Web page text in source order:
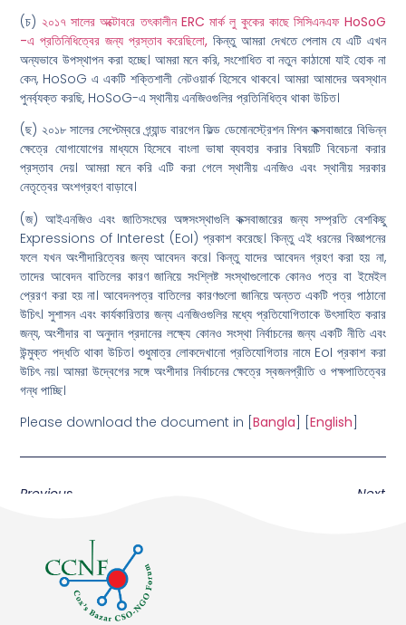
(চ) ২০১৭ সালের অক্টোবরে তৎকালীন ERC মার্ক লু কুকের কাছে সিসিএনএফ HoSoG
-এ প্রতিনিধিত্বের জন্য প্রস্তাব করেছিলো, কিন্তু আমরা দেখতে পেলাম যে এটি এখন
অন্যভাবে উপস্থাপন করা হচ্ছে। আমরা মনে করি, সংশোধিত বা নতুন কাঠামো যাই হোক না
কেন, HoSoG এ একটি শক্তিশালী নেটওয়ার্ক হিসেবে থাকবে। আমরা আমাদের অবস্থান
পুনর্ব্যক্ত করছি, HoSoG-এ স্থানীয় এনজিওগুলির প্রতিনিধিত্ব থাকা উচিত।
(ছ) ২০১৮ সালের সেপ্টেম্বরে গ্র্যান্ড বারগেন ফিল্ড ডেমোনস্ট্রেশন মিশন কক্সবাজারে বিভিন্ন
ক্ষেত্রে যোগাযোগের মাধ্যমে হিসেবে বাংলা ভাষা ব্যবহার করার বিষয়টি বিবেচনা করার
প্রস্তাব দেয়। আমরা মনে করি এটি করা গেলে স্থানীয় এনজিও এবং স্থানীয় সরকার
নেতৃত্বের অংশগ্রহণ বাড়াবে।
(জ) আইএনজিও এবং জাতিসংঘের অঙ্গসংস্থাগুলি কক্সবাজারের জন্য সম্প্রতি বেশকিছু
Expressions of Interest (EoI) প্রকাশ করেছে। কিন্তু এই ধরনের বিজ্ঞাপনের
ফলে যখন অংশীদারিত্বের জন্য আবেদন করে। কিন্তু যাদের আবেদন গ্রহণ করা হয় না,
তাদের আবেদন বাতিলের কারণ জানিয়ে সংশ্লিষ্ট সংস্থাগুলোকে কোনও পত্র বা ইমেইল
প্রেরণ করা হয় না। আবেদনপত্র বাতিলের কারণগুলো জানিয়ে অন্তত একটি পত্র পাঠানো
উচিৎ। সুশাসন এবং কার্যকারিতার জন্য এনজিওগুলির মধ্যে প্রতিযোগিতাকে উৎসাহিত করার
জন্য, অংশীদার বা অনুদান প্রদানের লক্ষ্যে কোনও সংস্থা নির্বাচনের জন্য একটি নীতি এবং
উন্মুক্ত পদ্ধতি থাকা উচিত। শুধুমাত্র লোকদেখানো প্রতিযোগিতার নামে EoI প্রকাশ করা
উচিৎ নয়। আমরা উদ্বেগের সঙ্গে অংশীদার নির্বাচনের ক্ষেত্রে স্বজনপ্রীতি ও পক্ষপাতিত্বের
গন্ধ পাচ্ছি।
Please download the document in [Bangla ] [English
Previous Next